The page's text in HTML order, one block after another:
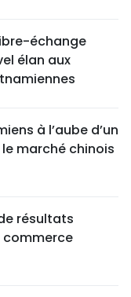
échange
élan aux
à l’aube d’un
marché chinois
de résultats
commerce